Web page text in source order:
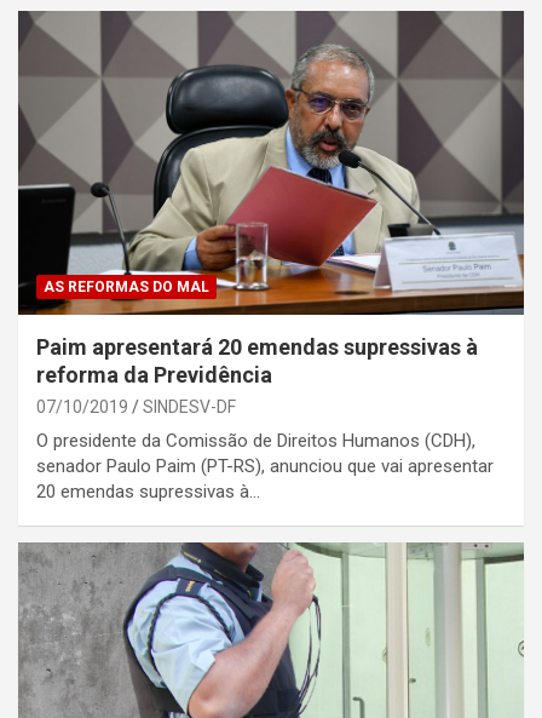
AS REFORMAS DO MAL
Paim apresentará 20 emendas supressivas à
reforma da Previdência
07/10/2019 SINDESV-DF
O presidente da Comissão de Direitos Humanos (CDH),
senador Paulo Paim (PT-RS), anunciou que vai apresentar
20 emendas supressivas à…